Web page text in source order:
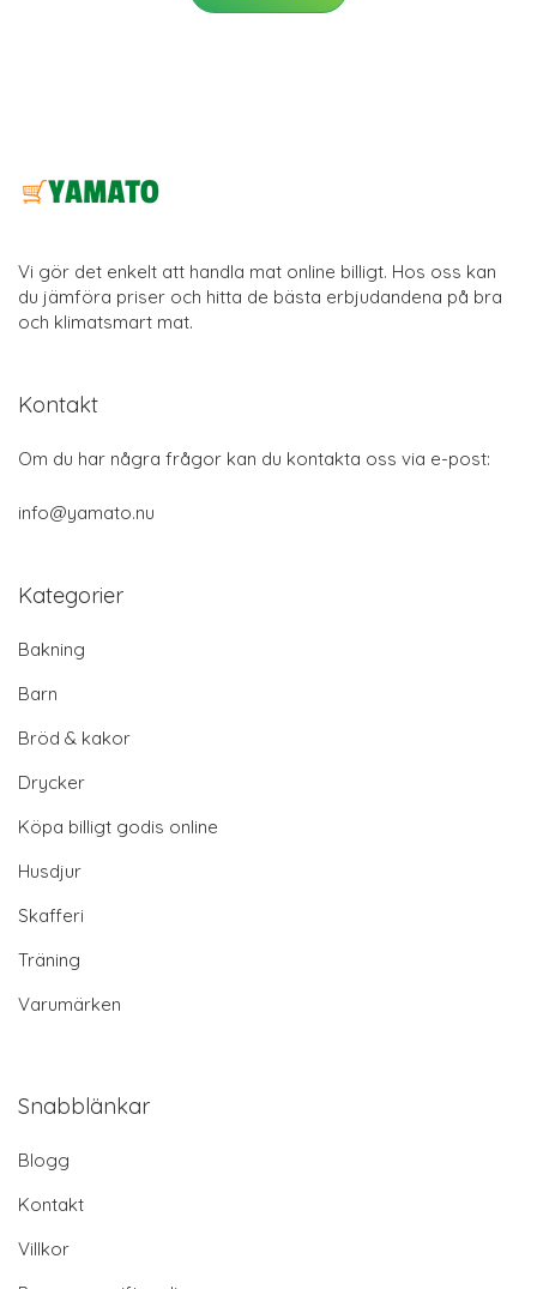
Vi gör det enkelt att handla mat online billigt. Hos oss kan
du jämföra priser och hitta de bästa erbjudandena på bra
och klimatsmart mat.
Kontakt
Om du har några frågor kan du kontakta oss via e-post:
info@yamato.nu
Kategorier
Bakning
Barn
Bröd & kakor
Drycker
Köpa billigt godis online
Husdjur
Skafferi
Träning
Varumärken
Snabblänkar
Blogg
Kontakt
Villkor